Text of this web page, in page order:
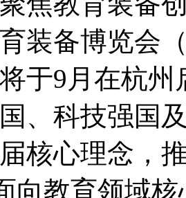
育装备博览会
将于9月在杭州
国、科技强国
届核心理念，
向教育领域